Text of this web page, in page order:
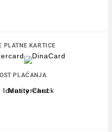
PLATNE KARTICE
PLAĆANJA